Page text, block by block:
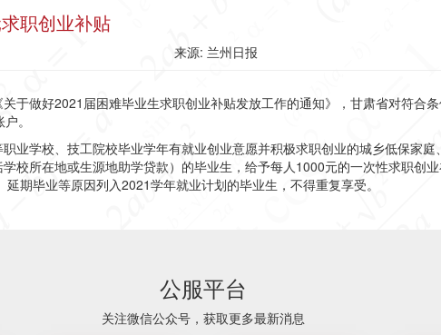
职创业补贴
来源: 兰州日报
于做好2021届困难毕业生求职创业补贴发放工作的通知》，甘肃省对符合
。
业学校、技工院校毕业学年有就业创业意愿并积极求职创业的城乡低保家
校所在地或生源地助学贷款）的毕业生，给予每人1000元的一次性求职创
期毕业等原因列入2021学年就业计划的毕业生，不得重复享受。
公服平台
关注微信公众号，获取更多最新消息